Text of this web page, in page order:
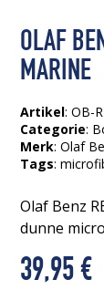
OLAF
MARINE
Artikel: OB-
Categorie:
Merk: Olaf
Tags:
Olaf Benz
dunne
39,95€